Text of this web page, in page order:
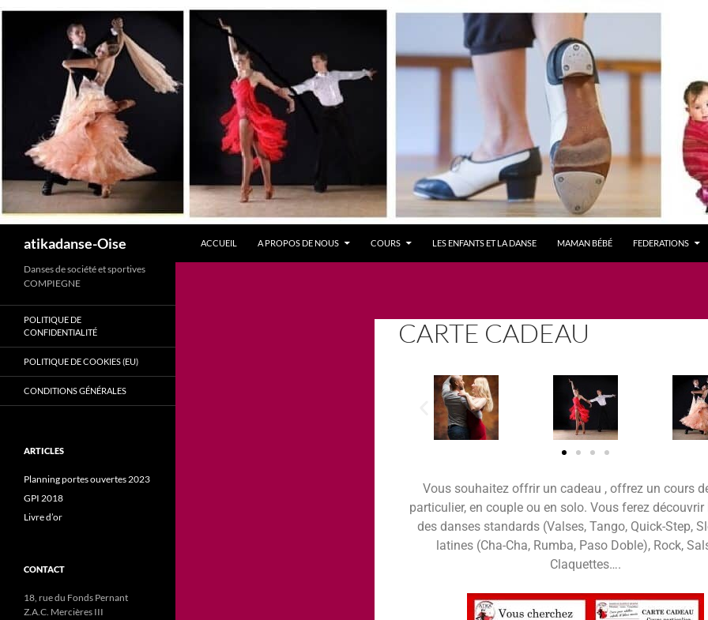
atikadanse-Oise ACCUEIL A PROPOS DE NOUS COURS LES ENFANTS ET LA DANSE MAMAN BÉBÉ FEDERATIONS
CARTE CADEAU
Vous souhaitez offrir un cadeau , offrez un cours
particulier, en couple ou en solo. Vous ferez découvrir
des danses standards (Valses, Tango, Quick-Step,
latines (Cha-Cha, Rumba, Paso Doble), Rock,
Claquettes….
Danses de société et sportives
COMPIEGNE
POLITIQUE DE
CONFIDENTIALITÉ
POLITIQUE DE COOKIES (EU)
CONDITIONS GÉNÉRALES
ARTICLES
Planning portes ouvertes 2023
GPI 2018
Livre d’or
CONTACT
18, rue du Fonds Pernant
Z.A.C. Mercières III